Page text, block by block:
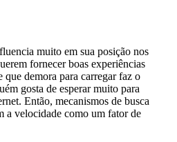
muito em sua posição nos
fornecer boas experiências
que demora para carregar faz o
gosta de esperar muito para
Então, mecanismos de busca
a velocidade como um fator de